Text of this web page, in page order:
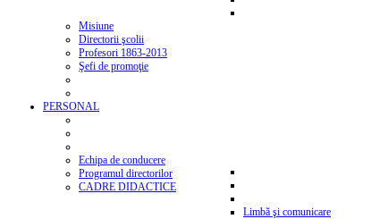
Misiune
Directorii şcolii
Profesori 1863-2013
Şefi de promoţie
PERSONAL
Echipa de conducere
Programul directorilor
CADRE DIDACTICE
Limbă şi comunicare